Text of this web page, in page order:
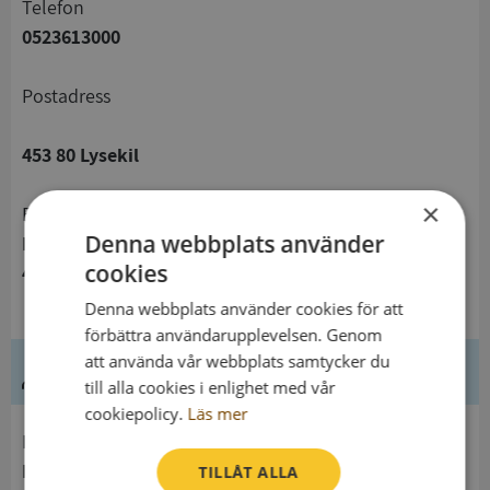
telefon
0523613000
Postadress
453 80 Lysekil
Kungsgatan 46
453 33 Lysekil
Ledning
Lysekils Kommun
×
Denna webbplats använder
cookies
Denna webbplats använder cookies för att
förbättra användarupplevelsen. Genom
att använda vår webbplats samtycker du
till alla cookies i enlighet med vår
cookiepolicy. Läs mer
TILLÅT ALLA